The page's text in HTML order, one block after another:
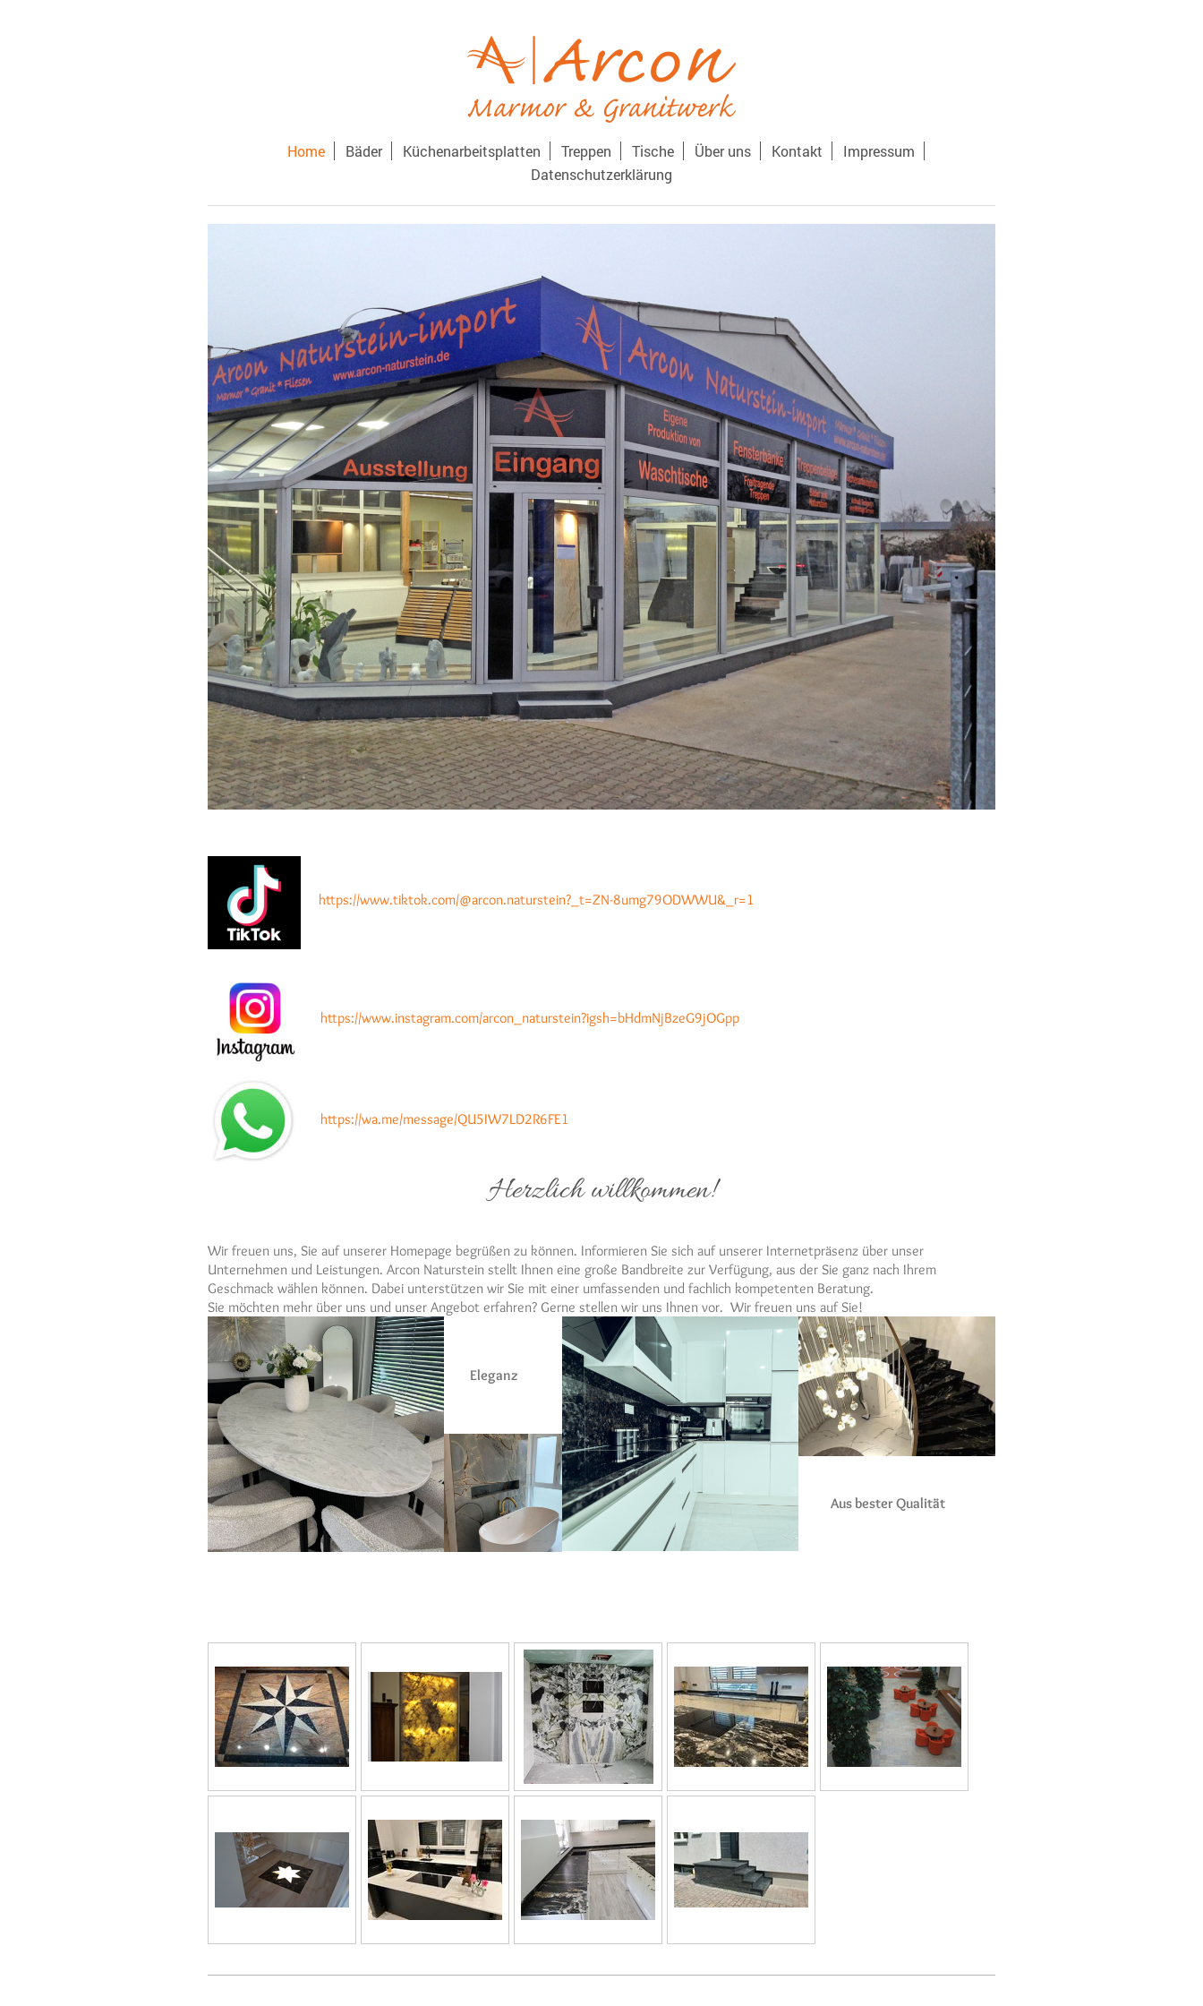
Home Bäder Küchenarbeitsplatten Treppen Tische Über uns Kontakt
Impressum
Datenschutzerklärung
https://www.tiktok.com/@arcon.naturstein?_t=ZN-8umg79ODWWU&_r=1
https://www.instagram.com/arcon_naturstein?igsh=bHdmNjBzeG9jOGpp
https://wa.me/message/QU5IW7LD2R6FE1
Herzlich willkommen!
Wir freuen uns, Sie auf unserer Homepage begrüßen zu können. Informieren Sie sich auf unserer Internetpräsenz über unser
Unternehmen und Leistungen. Arcon Naturstein stellt Ihnen eine große Bandbreite zur Verfügung, aus der Sie ganz nach Ihrem
Geschmack wählen können. Dabei unterstützen wir Sie mit einer umfassenden und fachlich kompetenten Beratung.
Sie möchten mehr über uns und unser Angebot erfahren? Gerne stellen wir uns Ihnen vor. Wir freuen uns auf Sie!
Eleganz
Aus bester Qualität